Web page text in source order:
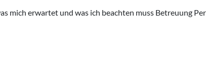
mich erwartet und was ich beachten muss Betreuung